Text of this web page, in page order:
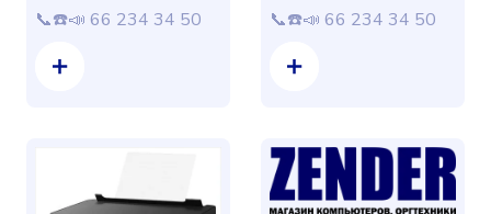
📞☎️📣 66 234 34 50 📞☎️📣 66 234 34 50